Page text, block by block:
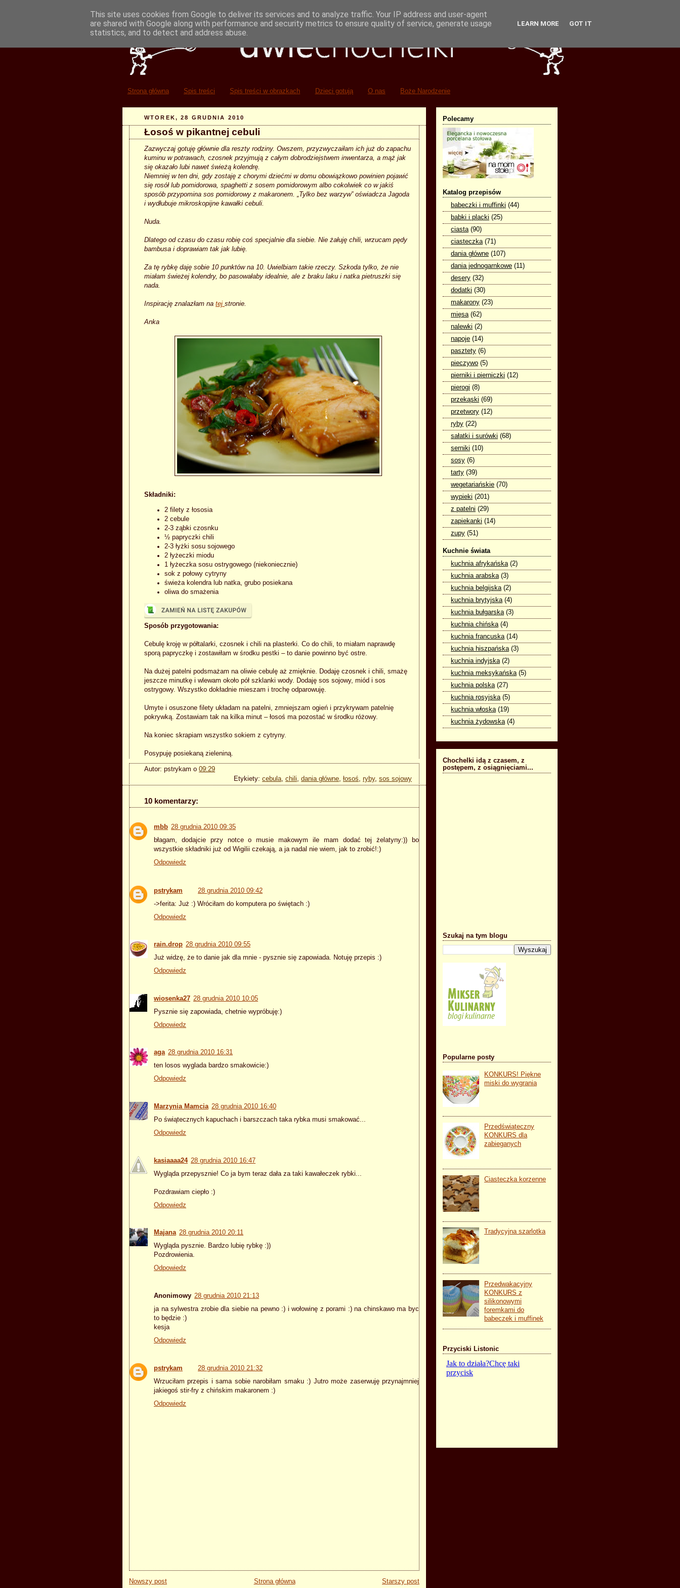
Strona główna Spis treści Spis treści w obrazkach Dzieci gotują O nas Boże Narodzenie
WTOREK, 28 GRUDNIA 2010
Łosoś w pikantnej cebuli
Zazwyczaj gotuję głównie dla reszty rodziny. Owszem, przyzwyczaiłam ich już do zapachu
kuminu w potrawach, czosnek przyjmują z całym dobrodziejstwem inwentarza, a mąż jak
się okazało lubi nawet świeżą kolendrę.
Niemniej w ten dni, gdy zostaję z chorymi dziećmi w domu obowiązkowo powinien pojawić
się rosół lub pomidorowa, spaghetti z sosem pomidorowym albo cokolwiek co w jakiś
sposób przypomina sos pomidorowy z makaronem. „Tylko bez warzyw” oświadcza Jagoda
i wydłubuje mikroskopijne kawałki cebuli.
Nuda.
Dlatego od czasu do czasu robię coś specjalnie dla siebie. Nie żałuję chili, wrzucam pędy
bambusa i doprawiam tak jak lubię.
Za tę rybkę daję sobie 10 punktów na 10. Uwielbiam takie rzeczy. Szkoda tylko, że nie
miałam świeżej kolendry, bo pasowałaby idealnie, ale z braku laku i natka pietruszki się
nada.
Inspirację znalazłam na tej stronie.
Anka
Składniki:
2 filety z łososia
2 cebule
2-3 ząbki czosnku
½ papryczki chili
2-3 łyżki sosu sojowego
2 łyżeczki miodu
1 łyżeczka sosu ostrygowego (niekoniecznie)
sok z połowy cytryny
świeża kolendra lub natka, grubo posiekana
oliwa do smażenia
Sposób przygotowania:
Cebulę kroję w półtalarki, czosnek i chili na plasterki. Co do chili, to miałam naprawdę
sporą papryczkę i zostawiłam w środku pestki – to danie powinno być ostre.
Na dużej patelni podsmażam na oliwie cebulę aż zmięknie. Dodaję czosnek i chili, smażę
jeszcze minutkę i wlewam około pół szklanki wody. Dodaję sos sojowy, miód i sos
ostrygowy. Wszystko dokładnie mieszam i trochę odparowuję.
Umyte i osuszone filety układam na patelni, zmniejszam ogień i przykrywam patelnię
pokrywką. Zostawiam tak na kilka minut – łosoś ma pozostać w środku różowy.
Na koniec skrapiam wszystko sokiem z cytryny.
Posypuję posiekaną zieleniną.
Autor: pstrykam o 09:29
Etykiety: cebula, chili, dania główne, łosoś, ryby, sos sojowy
10 komentarzy:
mbb 28 grudnia 2010 09:35
błagam, dodajcie przy notce o musie makowym ile mam dodać tej żelatyny:)) bo
wszystkie składniki już od Wigilii czekają, a ja nadal nie wiem, jak to zrobić!:)
Odpowiedz
pstrykam
28 grudnia 2010 09:42
->ferita: Już :) Wróciłam do komputera po świętach :)
Odpowiedz
rain.drop 28 grudnia 2010 09:55
Już widzę, że to danie jak dla mnie - pysznie się zapowiada. Notuję przepis :)
Odpowiedz
wiosenka27 28 grudnia 2010 10:05
Pysznie się zapowiada, chetnie wypróbuję:)
Odpowiedz
aga 28 grudnia 2010 16:31
ten losos wyglada bardzo smakowicie:)
Odpowiedz
Marzynia Mamcia 28 grudnia 2010 16:40
Po świątecznych kapuchach i barszczach taka rybka musi smakować...
Odpowiedz
kasiaaaa24 28 grudnia 2010 16:47
Wygląda przepysznie! Co ja bym teraz dała za taki kawałeczek rybki...
Pozdrawiam ciepło :)
Odpowiedz
Majana 28 grudnia 2010 20:11
Wygląda pysznie. Bardzo lubię rybkę :))
Pozdrowienia.
Odpowiedz
Anonimowy 28 grudnia 2010 21:13
ja na sylwestra zrobie dla siebie na pewno :) i wołowinę z porami :) na chinskawo ma byc
to będzie :)
kesja
Odpowiedz
pstrykam
28 grudnia 2010 21:32
Wrzuciłam przepis i sama sobie narobiłam smaku :) Jutro może zaserwuję przynajmniej
jakiegoś stir-fry z chińskim makaronem :)
Odpowiedz
Nowszy post Starszy post
Strona główna
Polecamy
Katalog przepisów
babeczki i muffinki (44)
babki i placki (25)
ciasta (90)
ciasteczka (71)
dania główne (107)
dania jednogarnkowe (11)
desery (32)
dodatki (30)
makarony (23)
mięsa (62)
nalewki (2)
napoje (14)
pasztety (6)
pieczywo (5)
pierniki i pierniczki (12)
pierogi (8)
przekąski (69)
przetwory (12)
ryby (22)
sałatki i surówki (68)
serniki (10)
sosy (6)
tarty (39)
wegetariańskie (70)
wypieki (201)
z patelni (29)
zapiekanki (14)
zupy (51)
Kuchnie świata
kuchnia afrykańska (2)
kuchnia arabska (3)
kuchnia belgijska (2)
kuchnia brytyjska (4)
kuchnia bułgarska (3)
kuchnia chińska (4)
kuchnia francuska (14)
kuchnia hiszpańska (3)
kuchnia indyjska (2)
kuchnia meksykańska (5)
kuchnia polska (27)
kuchnia rosyjska (5)
kuchnia włoska (19)
kuchnia żydowska (4)
Chochelki idą z czasem, z
postępem, z osiągnięciami...
Szukaj na tym blogu
Popularne posty
KONKURS! Piękne
miski do wygrania
Przedświąteczny
KONKURS dla
zabieganych
Ciasteczka korzenne
Tradycyjna szarlotka
Przedwakacyjny
KONKURS z
silikonowymi
foremkami do
babeczek i muffinek
Przyciski Listonic
This site uses cookies from Google to deliver its services and to analyze traffic. Your IP address and user-agent
are shared with Google along with performance and security metrics to ensure quality of service, generate usage
statistics, and to detect and address abuse.
LEARN MORE GOT IT